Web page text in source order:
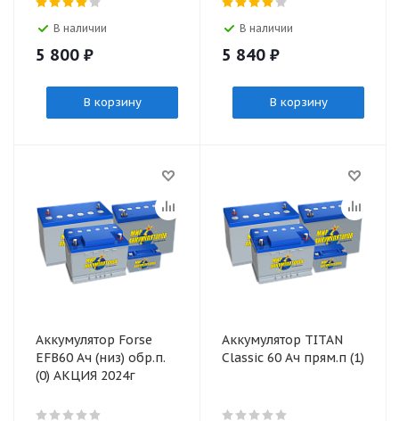
В наличии
5 800 ₽
В корзину
В наличии
5 840 ₽
В корзину
Аккумулятор Forse
EFB60 Ач (низ) обр.п.
(0) АКЦИЯ 2024г
Аккумулятор TITAN
Classic 60 Ач прям.п (1)